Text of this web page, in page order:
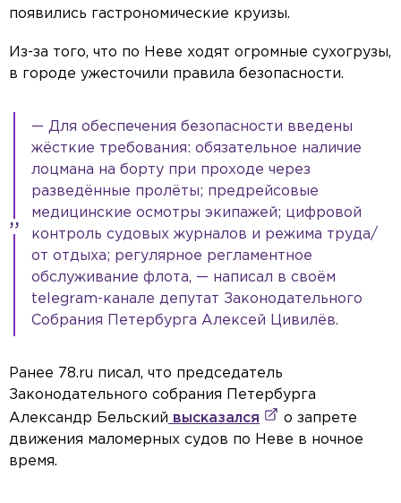
появились гастрономические круизы.
Из-за того, что по Неве ходят огромные сухогрузы,
в городе ужесточили правила безопасности.
— Для обеспечения безопасности введены
жёсткие требования: обязательное наличие
лоцмана на борту при проходе через
разведённые пролёты; предрейсовые
медицинские осмотры экипажей; цифровой
контроль судовых журналов и режима труда/
от отдыха; регулярное регламентное
обслуживание флота, — написал в своём
telegram-канале депутат Законодательного
Собрания Петербурга Алексей Цивилёв.
Ранее 78.ru писал, что председатель
Законодательного собрания Петербурга
Александр Бельский высказался
о запрете
движения маломерных судов по Неве в ночное
время.